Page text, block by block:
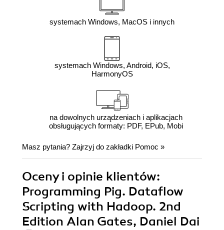
systemach Windows, MacOS i innych
systemach Windows, Android, iOS,
HarmonyOS
na dowolnych urządzeniach i aplikacjach
obsługujących formaty: PDF, EPub, Mobi
Masz pytania? Zajrzyj do zakładki Pomoc »
Oceny i opinie klientów:
Programming Pig. Dataflow
Scripting with Hadoop. 2nd
Edition Alan Gates, Daniel Dai